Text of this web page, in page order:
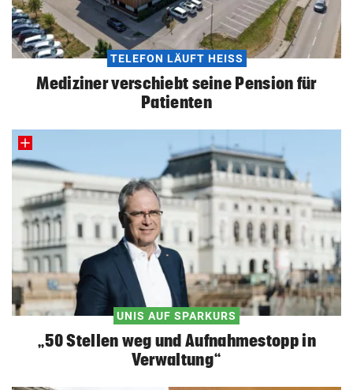
TELEFON LÄUFT HEISS
Mediziner verschiebt seine Pension für
Patienten
UNIS AUF SPARKURS
„50 Stellen weg und Aufnahmestopp in
Verwaltung“